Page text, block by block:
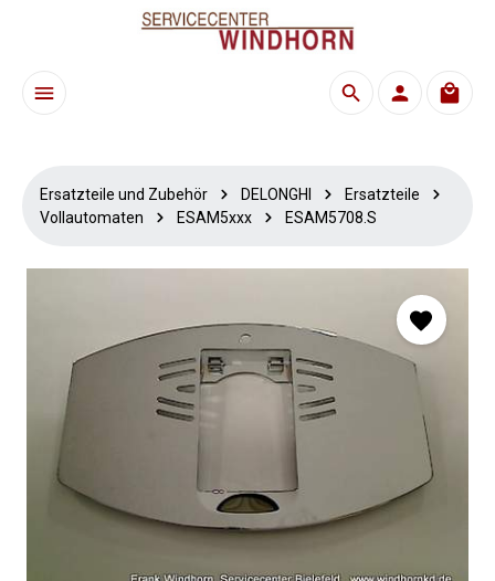
Zum Hauptinhalt springen
Ersatzteile und Zubehör DELONGHI
Ersatzteile
Vollautomaten
ESAM5xxx ESAM5708.S